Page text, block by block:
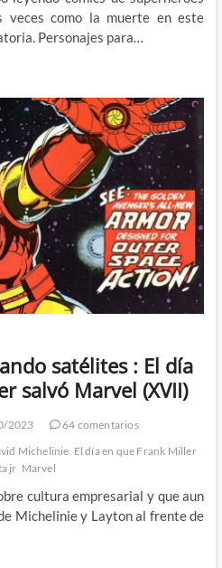
veces como la muerte en este
Personajes para…
satélites : El día
salvó Marvel (XVII)
2023
64 comentarios
Michelinie El día en que Frank Miller
jr Marvel
cultura empresarial y que aun
Michelinie y Layton al frente de